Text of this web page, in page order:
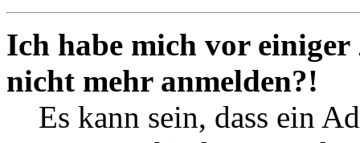
Ich habe mich vor
nicht mehr anmelden?!
Es kann sein, dass ein